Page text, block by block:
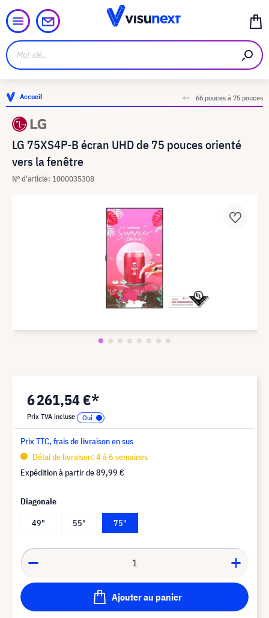
Accueil 66 pouces à 75 pouces
LG 75XS4P-B écran UHD de 75 pouces orienté
vers la fenêtre
N° d'article: 1000035308
6 261,54 €*
Prix TVA incluse
Prix TTC, frais de livraison en sus
Délai de livraison: 4 à 6 semaines
Expédition à partir de89,99 €
Diagonale
49"
55" 75"
Ajouter au panier